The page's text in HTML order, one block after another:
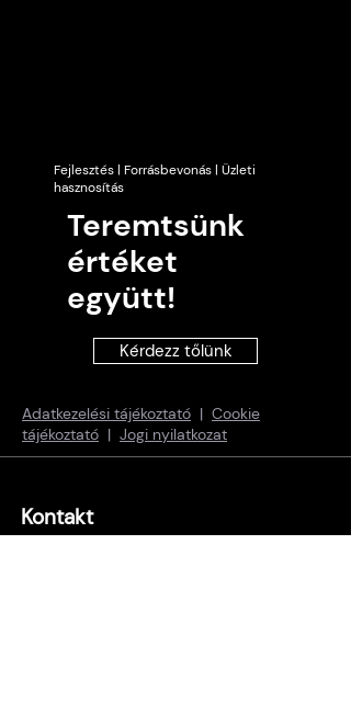
Fejlesztés | Forrásbevonás | Üzleti
hasznosítás
Teremtsünk
értéket
együtt!
Kérdezz tőlünk
Adatkezelési tájékoztató | Cookie
tájékoztató | Jogi nyilatkozat
Kontakt